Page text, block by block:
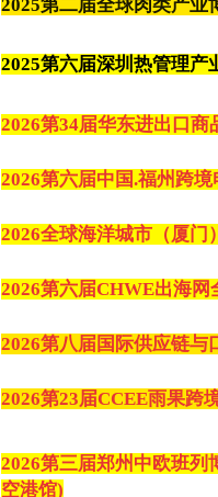
2025第二届全球肉类产业
2025第六届深圳热管理产
2026第34届华东进出口
2026第六届中国.福州跨
2026全球海洋城市（厦门
2026第六届CHWE出海网
2026第八届国际供应链与
2026第23届CCEE雨果跨
2026第三届郑州中欧班列
空港馆)